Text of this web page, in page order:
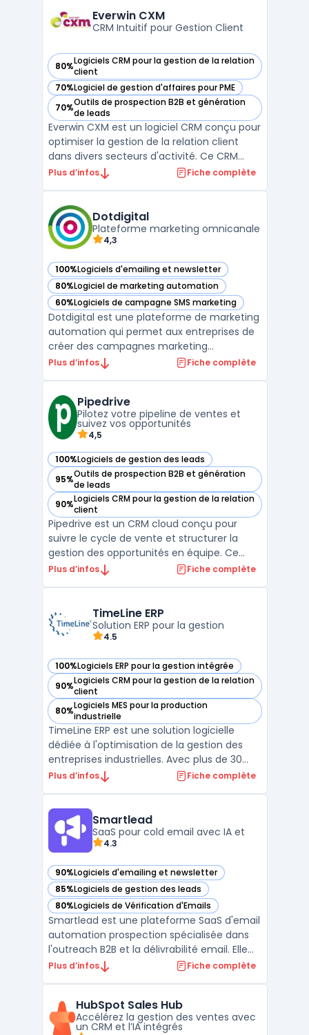
travailleurs indépendants ou responsables
partenariat ...Everwin CXM
CRM Intuitif pour Gestion Client
80%Logiciels CRM pour la gestion de la relation
client
— voir Everwin CXM dans cette catégorie
70%Logiciel de gestion d'affaires pour PME
— voir Everwin CXM dans cette catégorie
70%Outils de prospection B2B et génération
de leads
— voir Everwin CXM dans cette catégorie
Everwin CXM est un logiciel CRM conçu pour
optimiser la gestion de la relation client
dans divers secteurs d'activité. Ce CRM
fonctionnel offre une expérience utilisateur
distingue par sa capacité à faciliter la p ...
Plus d’infos Fiche complète
Dotdigital
Plateforme marketing omnicanale
4,3
100%Logiciels d'emailing et newsletter
— voir Dotdigital dans cette catégorie
80%Logiciel de marketing automation
— voir Dotdigital dans cette catégorie
60%Logiciels de campagne SMS marketing
— voir Dotdigital dans cette catégorie
Dotdigital est une plateforme de marketing
automation qui permet aux entreprises de
créer des campagnes marketing
personnalisées et hautement ciblées. Avec
intégrés, Dotdigital offre une solution de
marketing to ...
Plus d’infos Fiche complète
Pipedrive
Pilotez votre pipeline de ventes et
suivez vos opportunités
4,5
100%Logiciels de gestion des leads
— voir Pipedrive dans cette catégorie
95%Outils de prospection B2B et génération
de leads
— voir Pipedrive dans cette catégorie
90%Logiciels CRM pour la gestion de la relation
client
— voir Pipedrive dans cette catégorie
Pipedrive est un CRM cloud conçu pour
suivre le cycle de vente et structurer la
gestion des opportunités en équipe. Ce
logiciel cible les équipes commerciales des
processus de relation client. L’enjeu
principal est ...
Plus d’infos Fiche complète
TimeLine ERP
Solution ERP pour la gestion
4.5
100%Logiciels ERP pour la gestion intégrée
— voir TimeLine ERP dans cette catégorie
90%Logiciels CRM pour la gestion de la relation
client
— voir TimeLine ERP dans cette catégorie
80%Logiciels MES pour la production
industrielle
— voir TimeLine ERP dans cette catégorie
TimeLine ERP est une solution logicielle
dédiée à l'optimisation de la gestion des
entreprises industrielles. Avec plus de 30
ans d'expérience, notre logiciel ERP propose
traçabilité, le contrôle qualité et
l'automatisa ...
Plus d’infos Fiche complète
Smartlead
SaaS pour cold email avec IA et
4.3
90%Logiciels d'emailing et newsletter
— voir Smartlead dans cette catégorie
85%Logiciels de gestion des leads
— voir Smartlead dans cette catégorie
80%Logiciels de Vérification d'Emails
— voir Smartlead dans cette catégorie
Smartlead est une plateforme SaaS d'email
automation prospection spécialisée dans
l'outreach B2B et la délivrabilité email. Elle
centralise la gestion des comptes email
solution propose des capacités de ...
Plus d’infos Fiche complète
HubSpot Sales Hub
Accélérez la gestion des ventes avec
un CRM et l’IA intégrés